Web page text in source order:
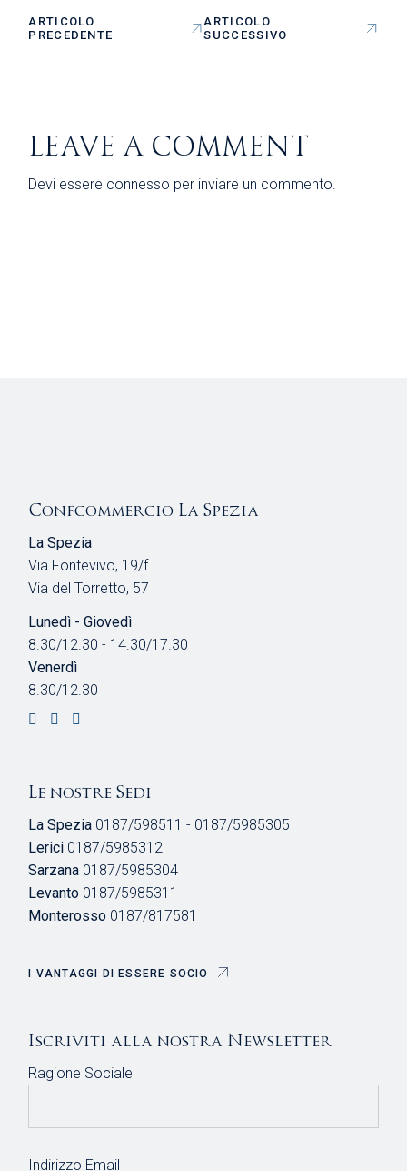
ARTICOLO
PRECEDENTE
ARTICOLO
SUCCESSIVO
LEAVE A COMMENT
Devi essere connesso per inviare un commento.
Confcommercio La Spezia
La Spezia
Via Fontevivo, 19/f
Via del Torretto, 57
Lunedì - Giovedì
8.30/12.30 - 14.30/17.30
Venerdì
8.30/12.30
Le nostre Sedi
La Spezia 0187/598511 - 0187/5985305
Lerici 0187/5985312
Sarzana 0187/5985304
Levanto 0187/5985311
Monterosso 0187/817581
I VANTAGGI DI ESSERE SOCIO
Iscriviti alla nostra Newsletter
Ragione Sociale
Indirizzo Email